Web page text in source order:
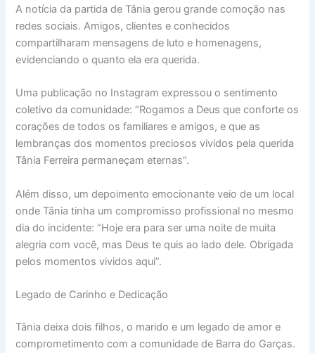
A notícia da partida de Tânia gerou grande comoção nas
redes sociais. Amigos, clientes e conhecidos
compartilharam mensagens de luto e homenagens,
evidenciando o quanto ela era querida.
Uma publicação no Instagram expressou o sentimento
coletivo da comunidade: “Rogamos a Deus que conforte os
corações de todos os familiares e amigos, e que as
lembranças dos momentos preciosos vividos pela querida
Tânia Ferreira permaneçam eternas”.
Além disso, um depoimento emocionante veio de um local
onde Tânia tinha um compromisso profissional no mesmo
dia do incidente: “Hoje era para ser uma noite de muita
alegria com você, mas Deus te quis ao lado dele. Obrigada
pelos momentos vividos aqui”.
Legado de Carinho e Dedicação
Tânia deixa dois filhos, o marido e um legado de amor e
comprometimento com a comunidade de Barra do Garças.